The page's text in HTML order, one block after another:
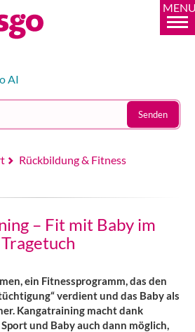
AI
Senden
Rückbildung & Fitness
– Fit mit Baby im
Tragetuch
ein Fitnessprogramm, das den
verdient und das Baby als
Kangatraining macht dank
und Baby auch dann möglich,